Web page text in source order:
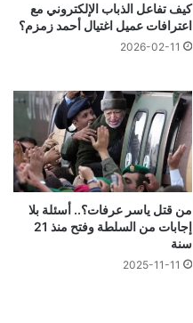
كيف تفاعل الذباب الإلكتروني مع
اعترافات عميل اغتيال أحمد زمزم؟
2026-02-11
من قتل ياسر عرفات؟.. أسئلة بلا
إجابات من السلطة وفتح منذ 21
سنة
2025-11-11